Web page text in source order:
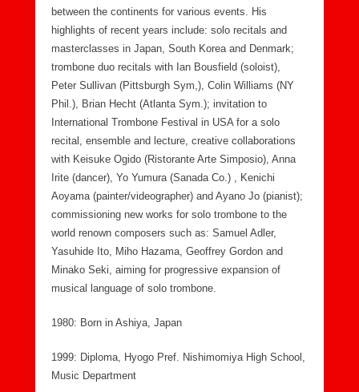
between the continents for various events. His
highlights of recent years include: solo recitals and
masterclasses in Japan, South Korea and Denmark;
trombone duo recitals with Ian Bousfield (soloist),
Peter Sullivan (Pittsburgh Sym,), Colin Williams (NY
Phil.), Brian Hecht (Atlanta Sym.); invitation to
International Trombone Festival in USA for a solo
recital, ensemble and lecture, creative collaborations
with Keisuke Ogido (Ristorante Arte Simposio), Anna
Irite (dancer), Yo Yumura (Sanada Co.) , Kenichi
Aoyama (painter/videographer) and Ayano Jo (pianist);
commissioning new works for solo trombone to the
world renown composers such as: Samuel Adler,
Yasuhide Ito, Miho Hazama, Geoffrey Gordon and
Minako Seki, aiming for progressive expansion of
musical language of solo trombone.
1980: Born in Ashiya, Japan
1999: Diploma, Hyogo Pref. Nishimomiya High School,
Music Department